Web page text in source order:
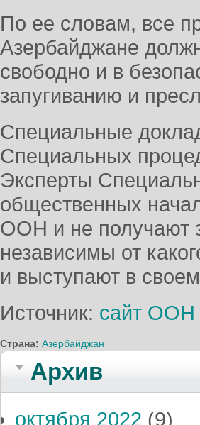
По ее словам, все
Азербайджане
свободно и в
запугиванию и
Специальные
Специальных
Эксперты
общественных
ООН и не получают
независимы от
и выступают в
Источник: сайт ООН
Страна: Азербайджан
Архив
октября 2022 (9)